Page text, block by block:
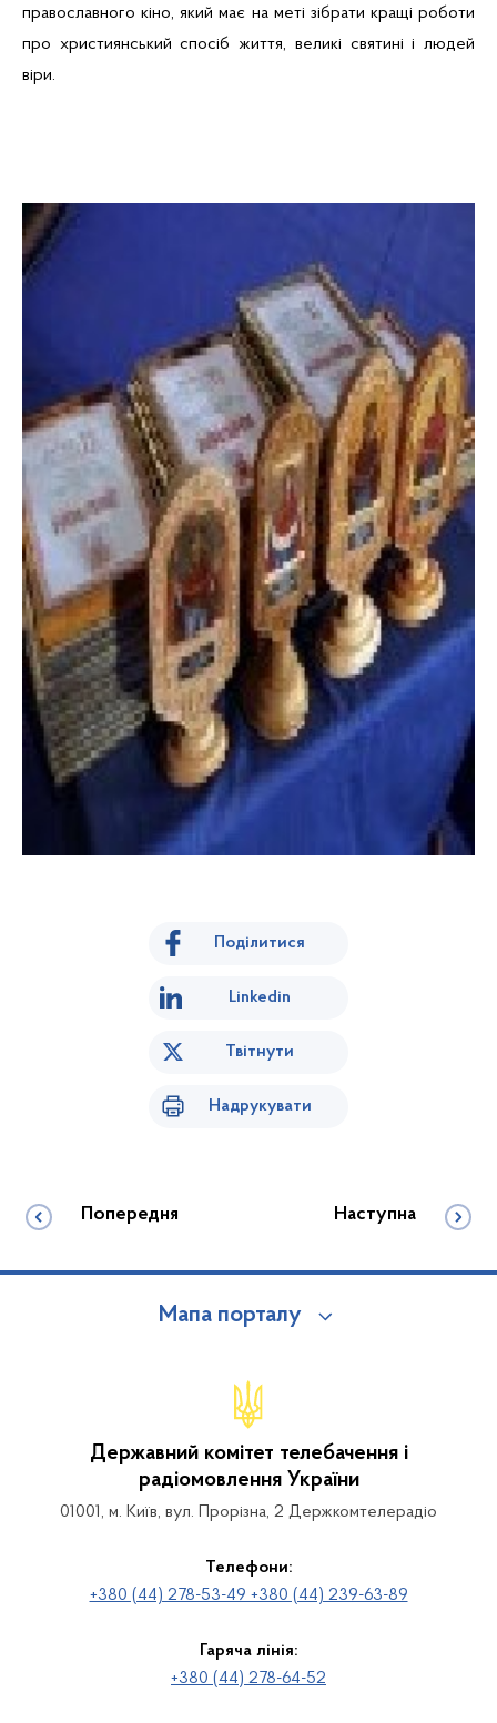
православного кіно, який має на меті зібрати кращі роботи
про християнський спосіб життя, великі святині і людей
віри.
Поділитися
Linkedin
Твітнути
Надрукувати
Попередня Наступна
Мапа порталу
Державний комітет телебачення і
радіомовлення України
01001, м. Київ, вул. Прорізна, 2 Держкомтелерадіо
Телефони:
+380 (44) 278-53-49 +380 (44) 239-63-89
Гаряча лінія:
+380 (44) 278-64-52